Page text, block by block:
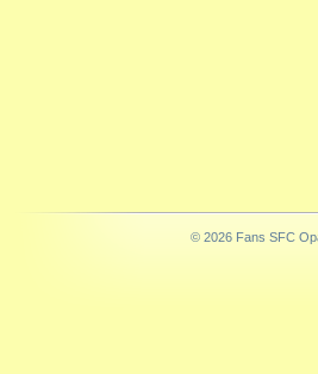
© 2026 Fans SFC